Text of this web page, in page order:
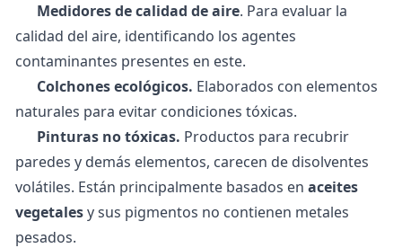
Medidores de calidad de aire. Para evaluar la
calidad del aire, identificando los agentes
contaminantes presentes en este.
Colchones ecológicos. Elaborados con elementos
naturales para evitar condiciones tóxicas.
Pinturas no tóxicas. Productos para recubrir
paredes y demás elementos, carecen de disolventes
volátiles. Están principalmente basados en aceites
vegetalesy sus pigmentos no contienen metales
pesados.